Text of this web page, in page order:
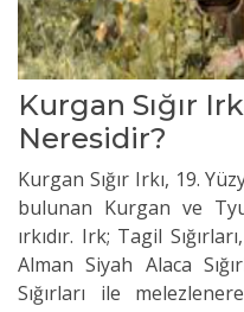
Kurgan Sığır
Neresidir?
Kurgan Sığır Irkı, 19.
bulunan Kurgan ve
ırkıdır. Irk; Tagil
Alman Siyah Alaca
Sığırları ile